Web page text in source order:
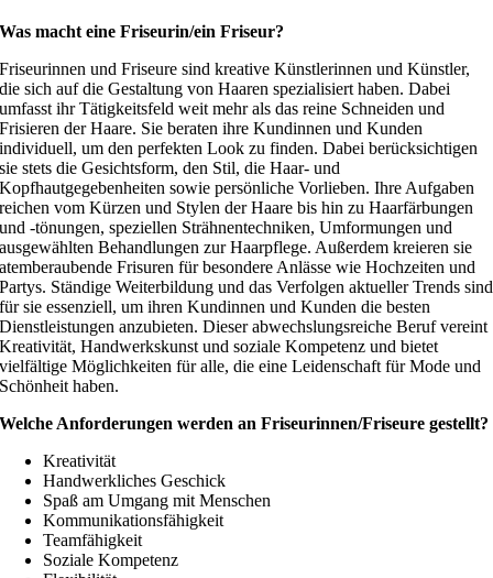
Was macht eine Friseurin/ein Friseur?
Friseurinnen und Friseure sind kreative Künstlerinnen und Künstler,
die sich auf die Gestaltung von Haaren spezialisiert haben. Dabei
umfasst ihr Tätigkeitsfeld weit mehr als das reine Schneiden und
Frisieren der Haare. Sie beraten ihre Kundinnen und Kunden
individuell, um den perfekten Look zu finden. Dabei berücksichtigen
sie stets die Gesichtsform, den Stil, die Haar- und
Kopfhautgegebenheiten sowie persönliche Vorlieben. Ihre Aufgaben
reichen vom Kürzen und Stylen der Haare bis hin zu Haarfärbungen
und -tönungen, speziellen Strähnentechniken, Umformungen und
ausgewählten Behandlungen zur Haarpflege. Außerdem kreieren sie
atemberaubende Frisuren für besondere Anlässe wie Hochzeiten und
Partys. Ständige Weiterbildung und das Verfolgen aktueller Trends sind
für sie essenziell, um ihren Kundinnen und Kunden die besten
Dienstleistungen anzubieten. Dieser abwechslungsreiche Beruf vereint
Kreativität, Handwerkskunst und soziale Kompetenz und bietet
vielfältige Möglichkeiten für alle, die eine Leidenschaft für Mode und
Schönheit haben.
Welche Anforderungen werden an Friseurinnen/Friseure gestellt?
Kreativität
Handwerkliches Geschick
Spaß am Umgang mit Menschen
Kommunikationsfähigkeit
Teamfähigkeit
Soziale Kompetenz